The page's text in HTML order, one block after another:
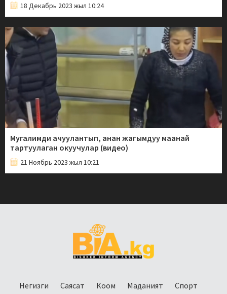
18 Декабрь 2023 жыл 10:24
Мугалимди ачуулантып, анан жагымдуу маанай
тартуулаган окуучулар (видео)
21 Ноябрь 2023 жыл 10:21
Негизги Саясат Коом Маданият Спорт